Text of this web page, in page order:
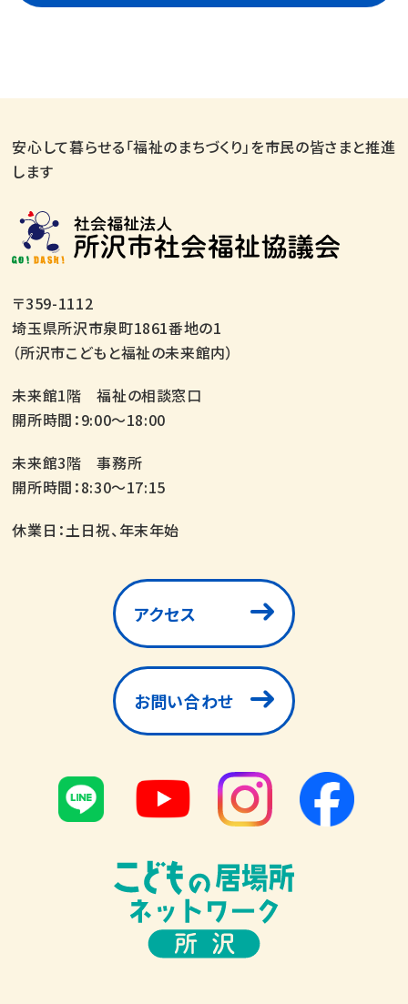
安心して暮らせる「福祉のまちづくり」を市民の皆さまと推進
します
〒359-1112
埼玉県所沢市泉町1861番地の1
（所沢市こどもと福祉の未来館内）
未来館1階 福祉の相談窓口
開所時間：9:00～18:00
未来館3階 事務所
開所時間：8:30～17:15
休業日：土日祝、年末年始
アクセス
お問い合わせ